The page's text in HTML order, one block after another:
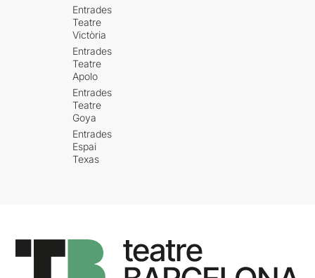
Entrades
Teatre
Victòria
Entrades
Teatre
Apolo
Entrades
Teatre
Goya
Entrades
Espai
Texas